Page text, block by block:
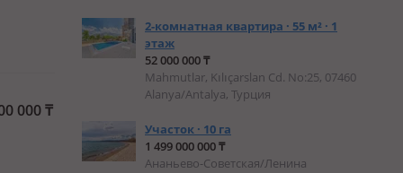
000₸
2-комнатная квартира · 55 м² · 1
этаж
52 000 000 ₸
Mahmutlar, Kılıçarslan Cd. No:25, 07460
Alanya/Antalya, Турция
Участок · 10 га
1 499 000 000 ₸
Ананьево-Советская/Ленина